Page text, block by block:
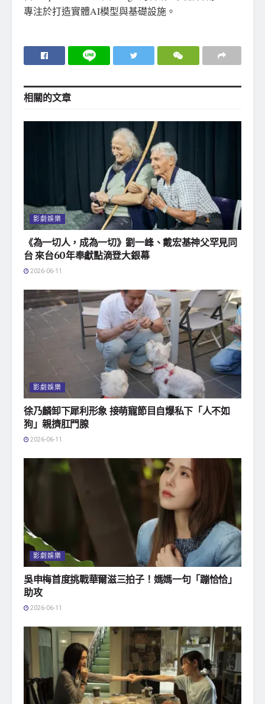
專注於打造實體AI模型與基礎設施。
相關的文章
影劇娛樂
《為一切人，成為一切》劉一峰、戴宏基神父罕見同
台 來台60年奉獻點滴登大銀幕
2026-06-11
影劇娛樂
徐乃麟卸下犀利形象 接萌寵節目自爆私下「人不如
狗」親擠肛門腺
2026-06-11
影劇娛樂
吳申梅首度挑戰華爾滋三拍子！媽媽一句「蹦恰恰」
助攻
2026-06-11